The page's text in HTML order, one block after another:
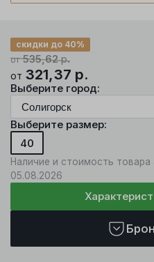
от535,62р.
скидки до 40%
от 321,37 р.
Выберите город:
Выберите размер:
40
Наличие и стоимость
05.08.2026